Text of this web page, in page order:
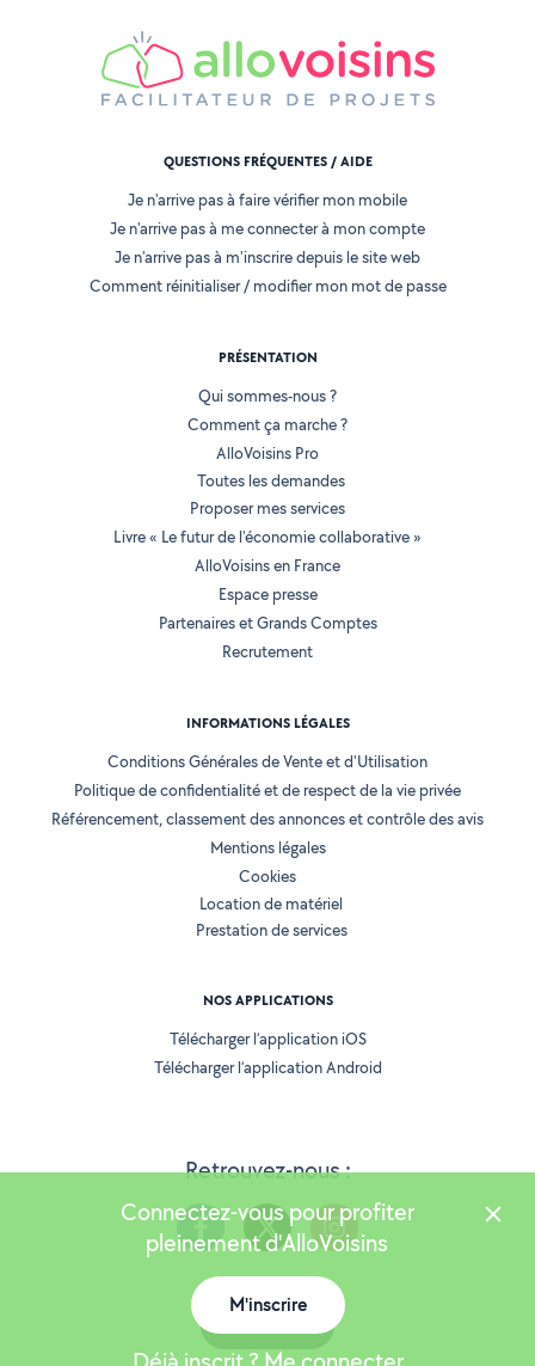
Retrouvez-nous :
QUESTIONS FRÉQUENTES / AIDE
Je n'arrive pas à faire vérifier mon mobile
Je n'arrive pas à me connecter à mon compte
Je n'arrive pas à m'inscrire depuis le site web
Comment réinitialiser / modifier mon mot de passe
PRÉSENTATION
Qui sommes-nous ?
Comment ça marche ?
AlloVoisins Pro
Toutes les demandes
Proposer mes services
Livre « Le futur de l'économie collaborative »
AlloVoisins en France
Espace presse
Partenaires et Grands Comptes
Recrutement
INFORMATIONS LÉGALES
Conditions Générales de Vente et d'Utilisation
Politique de confidentialité et de respect de la vie privée
Référencement, classement des annonces et contrôle des avis
Mentions légales
Cookies
Location de matériel
Prestation de services
NOS APPLICATIONS
Télécharger l’application iOS
Télécharger l’application Android
Version 25.5.3
Connectez-vous pour profiter
pleinement d'AlloVoisins
M'inscrire